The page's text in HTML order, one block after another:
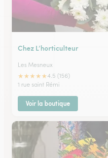
Chez L’horticulteur
Les Mesneux
★★★★★4.5 (156)
1 rue saint Rémi
Voir la boutique